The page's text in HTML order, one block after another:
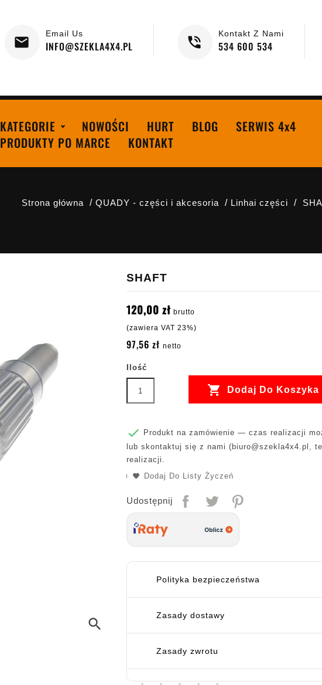
Kontakt Z Nami
534 600 534
Email Us
INFO@SZEKLA4X4.PL
KATEGORIE NOWOŚCI HURT BLOG
SERWIS 4x4
PRODUKTY PO MARCE
KONTAKT
Strona główna QUADY - części i akcesoria Linhai części
search
SHAFT
120,00 zł brutto
(zawiera VAT 23%)
97,56 zł netto
Ilość
 Dodaj Do Koszyka

Produkt na zamówienie — czas realizacji
lub skontaktuj się z nami ( biuro@szekla4x4.pl ,
realizacji.
Dodaj Do Listy Życzeń
Udostępnij
Polityka bezpieczeństwa
Zasady dostawy
Zasady zwrotu